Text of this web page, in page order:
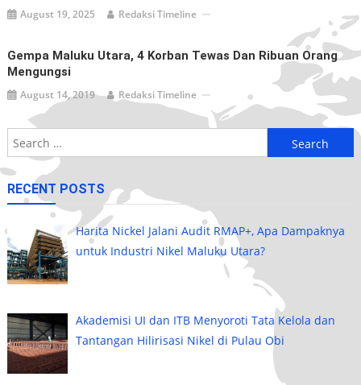
August 19, 2025 Redaksi Timeline
Gempa Maluku Utara, 4 Korban Tewas Dan Ribuan Orang
Mengungsi
August 14, 2019 Redaksi Timeline
Search
for:
RECENT POSTS
Harita Nickel Jalani Audit RMAP+, Apa Dampaknya
untuk Industri Nikel Maluku Utara?
Akademisi UI dan ITB Menyoroti Tata Kelola dan
Tantangan Hilirisasi Nikel di Pulau Obi